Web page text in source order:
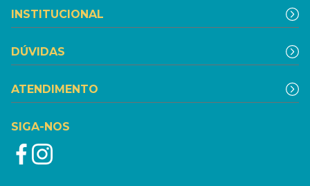
INSTITUCIONAL
DÚVIDAS
ATENDIMENTO
SIGA-NOS